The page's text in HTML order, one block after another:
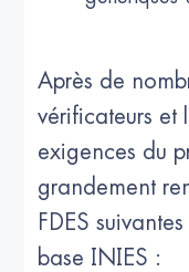
Après de
vérificateurs et
exigences du
grandement
FDES
base INIES :